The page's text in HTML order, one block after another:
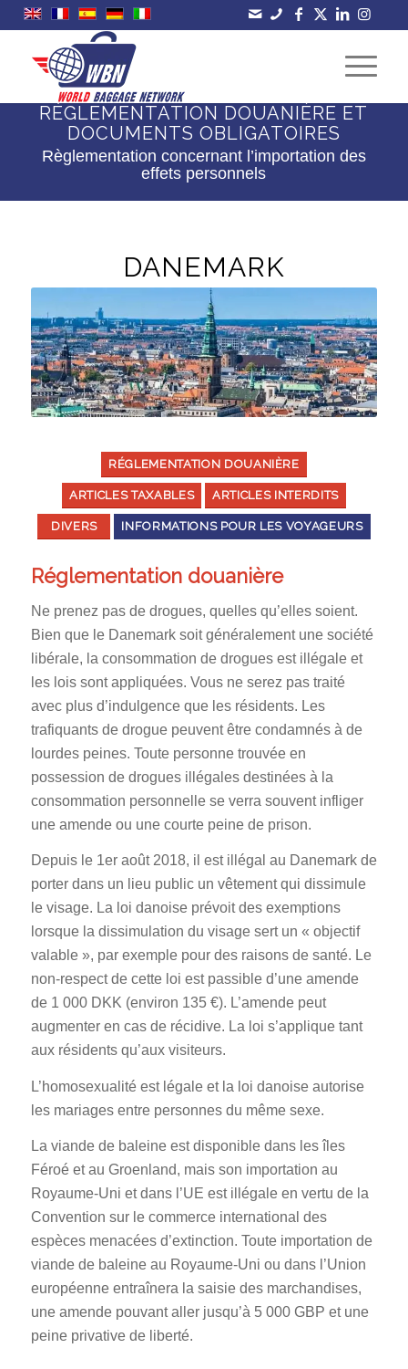
RÉGLEMENTATION DOUANIÈRE ET
DOCUMENTS OBLIGATOIRES
Règlementation concernant l’importation des
effets personnels
DANEMARK
RÉGLEMENTATION DOUANIÈRE
ARTICLES TAXABLES ARTICLES INTERDITS
DIVERS INFORMATIONS POUR LES VOYAGEURS
Réglementation douanière
Ne prenez pas de drogues, quelles qu’elles soient.
Bien que le Danemark soit généralement une société
libérale, la consommation de drogues est illégale et
les lois sont appliquées. Vous ne serez pas traité
avec plus d’indulgence que les résidents. Les
trafiquants de drogue peuvent être condamnés à de
lourdes peines. Toute personne trouvée en
possession de drogues illégales destinées à la
consommation personnelle se verra souvent infliger
une amende ou une courte peine de prison.
Depuis le 1er août 2018, il est illégal au Danemark de
porter dans un lieu public un vêtement qui dissimule
le visage. La loi danoise prévoit des exemptions
lorsque la dissimulation du visage sert un « objectif
valable », par exemple pour des raisons de santé. Le
non-respect de cette loi est passible d’une amende
de 1 000 DKK (environ 135 €). L’amende peut
augmenter en cas de récidive. La loi s’applique tant
aux résidents qu’aux visiteurs.
L’homosexualité est légale et la loi danoise autorise
les mariages entre personnes du même sexe.
La viande de baleine est disponible dans les îles
Féroé et au Groenland, mais son importation au
Royaume-Uni et dans l’UE est illégale en vertu de la
Convention sur le commerce international des
espèces menacées d’extinction. Toute importation de
viande de baleine au Royaume-Uni ou dans l’Union
européenne entraînera la saisie des marchandises,
une amende pouvant aller jusqu’à 5 000 GBP et une
peine privative de liberté.